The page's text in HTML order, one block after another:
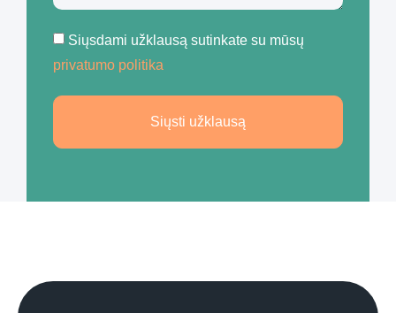
Siųsdami užklausą sutinkate su mūsų
privatumo politika
Siųsti užklausą